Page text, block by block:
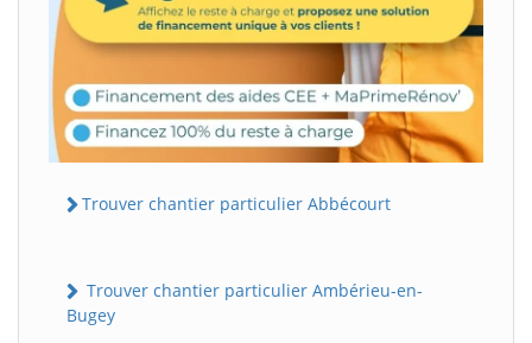
Trouver chantier particulier Abbécourt
Trouver chantier particulier Ambérieu-en-
Bugey